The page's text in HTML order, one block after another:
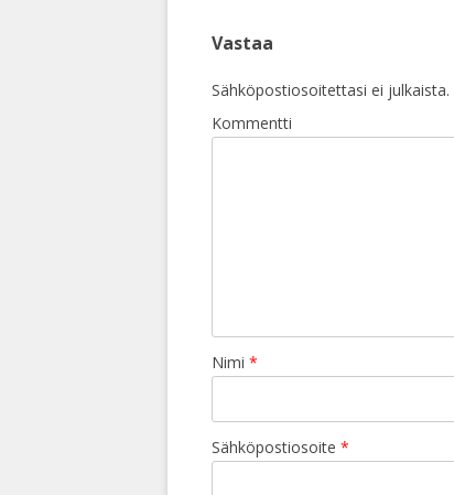
Vastaa
Sähköpostiosoitettasi ei julkaista.
Kommentti
Nimi *
Sähköpostiosoite *